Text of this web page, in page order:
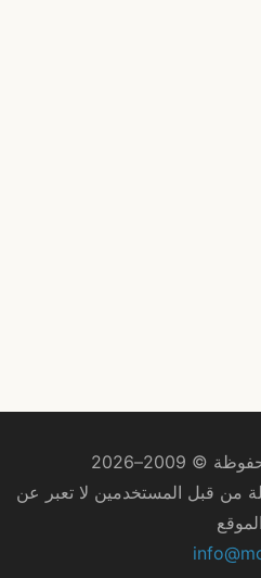
من قبل المستخدمين لا تعبر عن